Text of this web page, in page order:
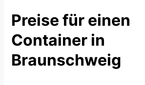
Preise für einen
Container in
Braunschweig